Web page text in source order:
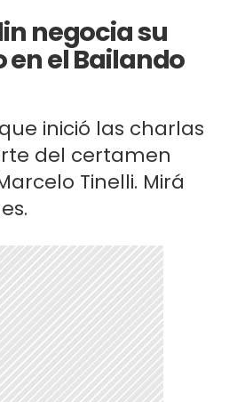
negocia su
el Bailando
inició las charlas
del certamen
Tinelli. Mirá